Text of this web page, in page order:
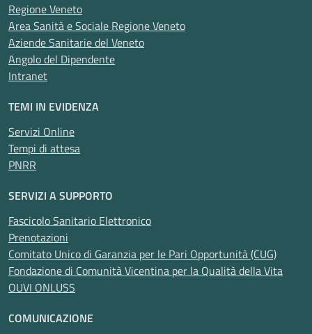
Regione Veneto
Area Sanità e Sociale Regione Veneto
Aziende Sanitarie del Veneto
Angolo del Dipendente
Intranet
TEMI IN EVIDENZA
Servizi Online
Tempi di attesa
PNRR
SERVIZI A SUPPORTO
Fascicolo Sanitario Elettronico
Prenotazioni
Comitato Unico di Garanzia per le Pari Opportunità (CUG)
Fondazione di Comunità Vicentina per la Qualità della Vita
OUVI ONLUSS
COMUNICAZIONE